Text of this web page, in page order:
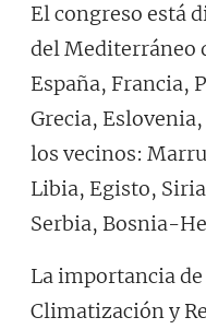
El congreso está
del Mediterráneo
España, Francia,
Grecia,
los vecinos:
Libia, Egisto,
Serbia, Bosnia-
La importancia
Climatización y